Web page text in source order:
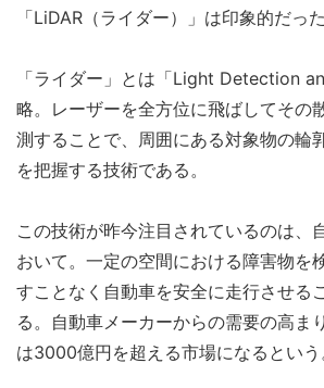
「LiDAR（ライダー）」は印象的だった
「ライダー」とは「Light Detection
略。レーザーを全方位に飛ばしてその
測することで、周囲にある対象物の輪
を把握する技術である。
この技術が昨今注目されているのは、
おいて。一定の空間における障害物を
すことなく自動車を安全に走行させる
る。自動車メーカーからの需要の高ま
は3000億円を超える市場になるという